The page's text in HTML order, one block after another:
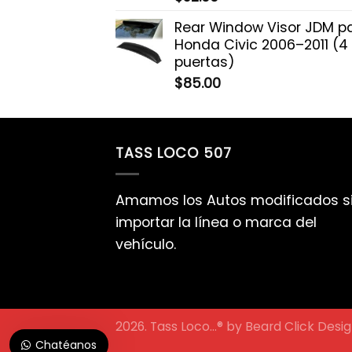
Rear Window Visor JDM
Honda Civic 2006–2011 (4
puertas)
$85.00
TASS LOCO 507
Amamos los Autos modificados
importar la línea o marca del
vehículo.
2026. Tass Loco...® by Beard Click
Chatéanos